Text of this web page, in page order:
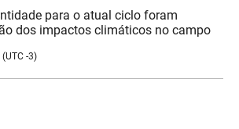
para o atual ciclo foram
dos impactos climáticos no campo
-3)